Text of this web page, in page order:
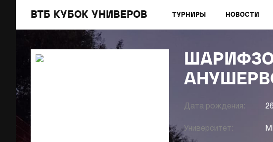
ВТБ КУБОК УНИВЕРОВ ТУРНИРЫ НОВОСТИ
Дата рождения:
Университет: